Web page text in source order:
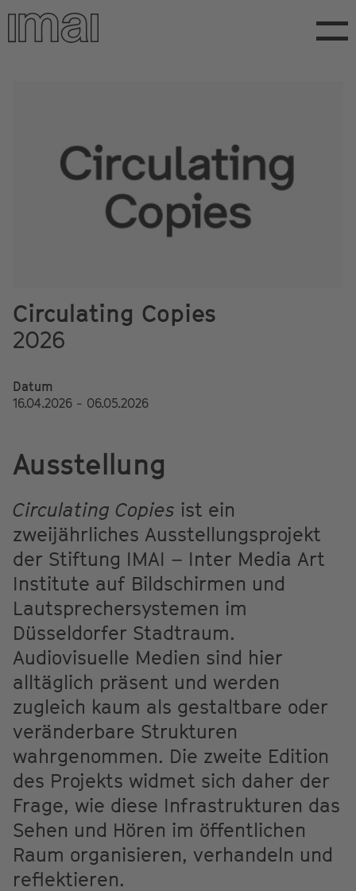
Direkt
zum
Inhalt
Circulating Copies
2026
Datum
16.04.2026 - 06.05.2026
Ausstellung
Circulating Copies ist ein
zweijährliches Ausstellungsprojekt
der Stiftung IMAI – Inter Media Art
Institute auf Bildschirmen und
Lautsprechersystemen im
Düsseldorfer Stadtraum.
Audiovisuelle Medien sind hier
alltäglich präsent und werden
zugleich kaum als gestaltbare oder
veränderbare Strukturen
wahrgenommen. Die zweite Edition
des Projekts widmet sich daher der
Frage, wie diese Infrastrukturen das
Sehen und Hören im öffentlichen
Raum organisieren, verhandeln und
reflektieren.